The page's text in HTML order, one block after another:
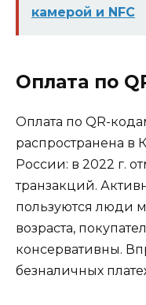
камерой и NFC
Оплата по
Оплата по QR-
распространена в
России: в 2022 г.
транзакций.
пользуются люди
возраста,
консервативны.
безналичных